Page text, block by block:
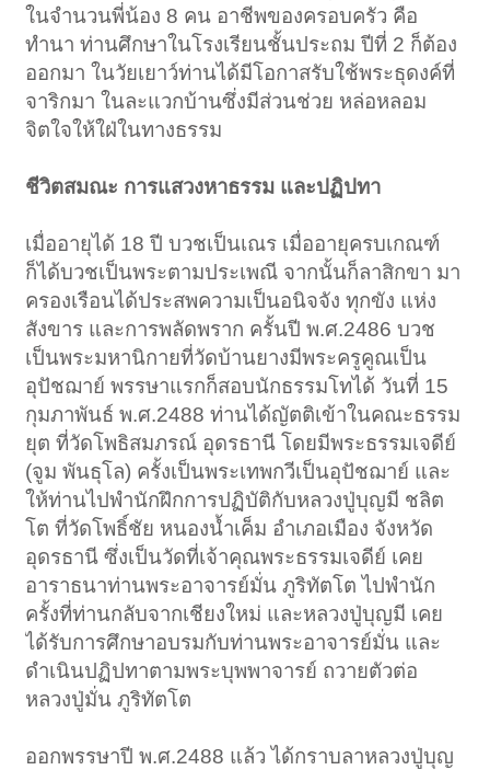
ในจำนวนพี่น้อง 8 คน อาชีพของครอบครัว คือ
ทำนา ท่านศึกษาในโรงเรียนชั้นประถม ปีที่ 2 ก็ต้อง
ออกมา ในวัยเยาว์ท่านได้มีโอกาสรับใช้พระธุดงค์ที่
จาริกมา ในละแวกบ้านซึ่งมีส่วนช่วย หล่อหลอม
จิตใจให้ใฝ่ในทางธรรม
ชีวิตสมณะ การแสวงหาธรรม และปฏิปทา
เมื่ออายุได้ 18 ปี บวชเป็นเณร เมื่ออายุครบเกณฑ์
ก็ได้บวชเป็นพระตามประเพณี จากนั้นก็ลาสิกขา มา
ครองเรือนได้ประสพความเป็นอนิจจัง ทุกขัง แห่ง
สังขาร และการพลัดพราก ครั้นปี พ.ศ.2486 บวช
เป็นพระมหานิกายที่วัดบ้านยางมีพระครูคูณเป็น
อุปัชฌาย์ พรรษาแรกก็สอบนักธรรมโทได้ วันที่ 15
กุมภาพันธ์ พ.ศ.2488 ท่านได้ญัตติเข้าในคณะธรรม
ยุต ที่วัดโพธิสมภรณ์ อุดรธานี โดยมีพระธรรมเจดีย์
(จูม พันธุโล) ครั้งเป็นพระเทพกวีเป็นอุปัชฌาย์ และ
ให้ท่านไปพำนักฝึกการปฏิบัติกับหลวงปู่บุญมี ชลิต
โต ที่วัดโพธิ์ชัย หนองน้ำเค็ม อำเภอเมือง จังหวัด
อุดรธานี ซึ่งเป็นวัดที่เจ้าคุณพระธรรมเจดีย์ เคย
อาราธนาท่านพระอาจารย์มั่น ภูริทัตโต ไปพำนัก
ครั้งที่ท่านกลับจากเชียงใหม่ และหลวงปู่บุญมี เคย
ได้รับการศึกษาอบรมกับท่านพระอาจารย์มั่น และ
ดำเนินปฏิปทาตามพระบุพพาจารย์ ถวายตัวต่อ
หลวงปู่มั่น ภูริทัตโต
ออกพรรษาปี พ.ศ.2488 แล้ว ได้กราบลาหลวงปู่บุญ